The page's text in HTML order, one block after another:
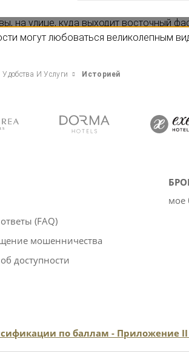
старой мечети. Благодаря
на улице, куда выходит восточный
могут любоваться великолепным
Удобства И Услуги Историей
(FAQ)
мошенничества
доступности
мое
по баллам - Приложение